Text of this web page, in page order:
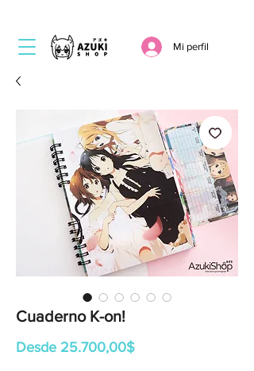
Mi perfil
Cuaderno K-on!
Desde 25.700,00$Precio